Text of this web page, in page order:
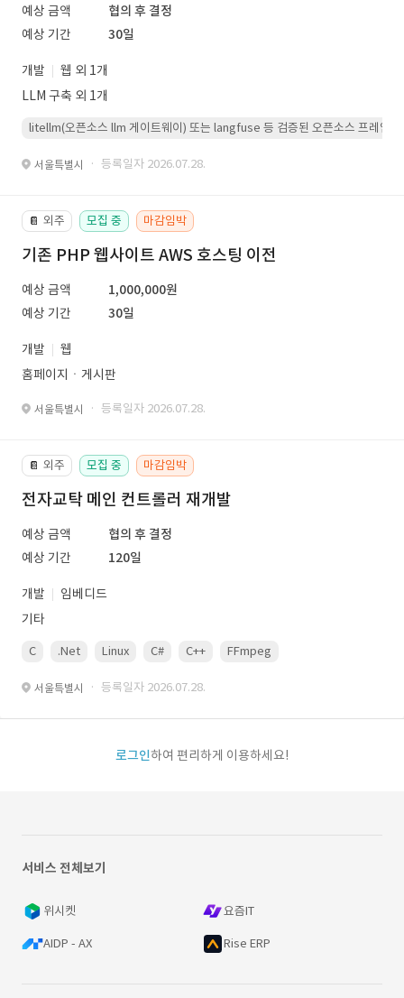
예상 금액
협의 후 결정
예상 기간
30일
개발
웹 외 1개
LLM 구축 외 1개
litellm(오픈소스 llm 게이트웨이) 또는 langfuse 등 검증된 오픈소스 프레임워
서울특별시 · 등록일자 2026.07.28.
📔 외주 모집 중 마감임박
기존 PHP 웹사이트 AWS 호스팅 이전
예상 금액
1,000,000원
예상 기간
30일
개발
웹
홈페이지ㆍ게시판
서울특별시 · 등록일자 2026.07.28.
📔 외주 모집 중 마감임박
전자교탁 메인 컨트롤러 재개발
예상 금액
협의 후 결정
예상 기간
120일
개발
임베디드
기타
C .Net Linux C# C++ FFmpeg
서울특별시 · 등록일자 2026.07.28.
로그인하여 편리하게 이용하세요!
서비스 전체보기
위시켓 요즘IT
AIDP - AX Rise ERP